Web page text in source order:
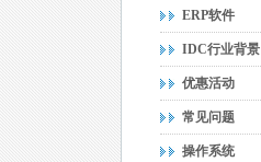
ERP软件
IDC行业背景
优惠活动
常见问题
操作系统